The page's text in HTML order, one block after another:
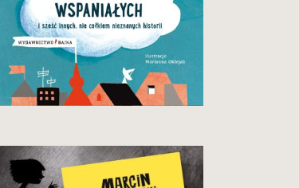
29,90 zł
Zobacz i kup